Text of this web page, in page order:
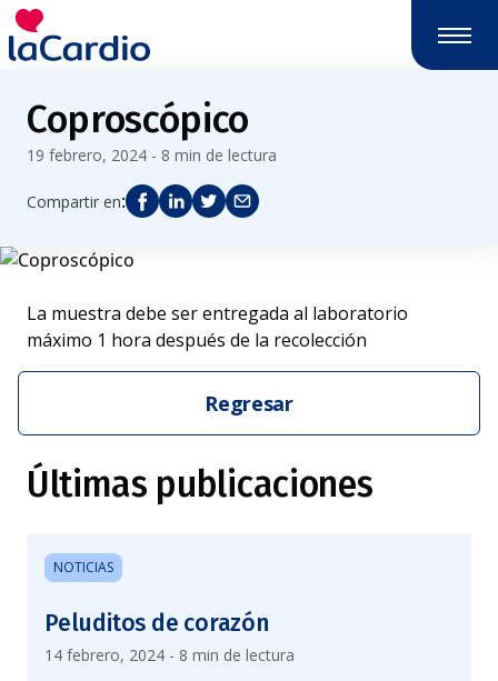
Nota:
este
sitio
incluye
Coproscópico
19 febrero, 2024 - 8 min de lectura
Compartir en:
La muestra debe ser entregada al laboratorio
máximo 1 hora después de la recolección
Regresar
Últimas publicaciones
NOTICIAS
Peluditos de corazón
14 febrero, 2024 - 8 min de lectura